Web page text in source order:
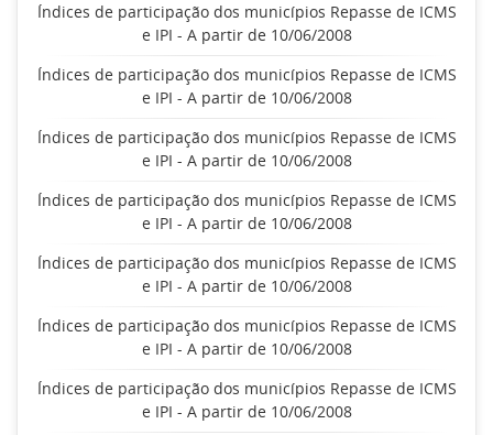
Índices de participação dos municípios Repasse de ICMS
e IPI - A partir de 10/06/2008
Índices de participação dos municípios Repasse de ICMS
e IPI - A partir de 10/06/2008
Índices de participação dos municípios Repasse de ICMS
e IPI - A partir de 10/06/2008
Índices de participação dos municípios Repasse de ICMS
e IPI - A partir de 10/06/2008
Índices de participação dos municípios Repasse de ICMS
e IPI - A partir de 10/06/2008
Índices de participação dos municípios Repasse de ICMS
e IPI - A partir de 10/06/2008
Índices de participação dos municípios Repasse de ICMS
e IPI - A partir de 10/06/2008